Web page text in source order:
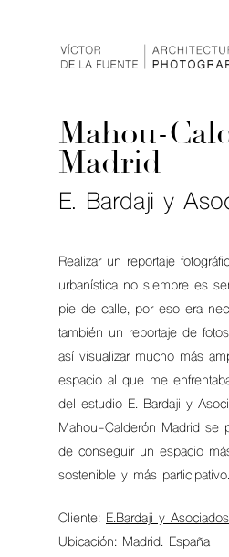
Mahou-
Madrid
E. Bardaji y
Realizar un reportaje
urbanística no siempre es
pie de calle, por eso era
también un reportaje de
así visualizar mucho más
espacio al que me
del estudio E. Bardaji y
Mahou-Calderón Madrid se
de conseguir un espacio
sostenible y más participativo.
Cliente: E.Bardaji y Asociados
Ubicación: Madrid. España